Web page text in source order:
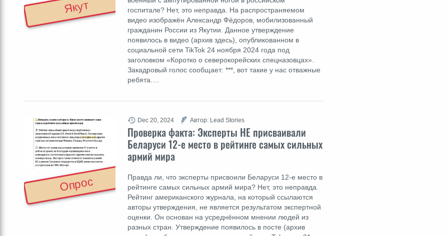
госпитале? Нет, это неправда. На распространяемом
видео изображён Александр Фёдоров, мобилизованный
гражданин России из Якутии. Данное утверждение
появилось в видео (архив здесь), опубликованном в
социальной сети TikTok 24 ноября 2024 года под
заголовком «Коротко о северокорейских спецназовцах».
Закадровый голос сообщает: ***, вот такие у нас отважные
ребята.…
Якут
Проверка факта: Эксперты НЕ присваивали
Беларуси 12-е место в рейтинге самых сильных
армий мира
Правда ли, что эксперты присвоили Беларуси 12-е место в
рейтинге самых сильных армий мира? Нет, это неправда.
Рейтинг американского журнала, на который ссылаются
авторы утверждения, не является результатом экспертной
оценки. Он основан на усреднённом мнении людей из
разных стран. Утверждение появилось в посте (архив
Dec 20, 2024 Автор: Lead Stories
Опрос